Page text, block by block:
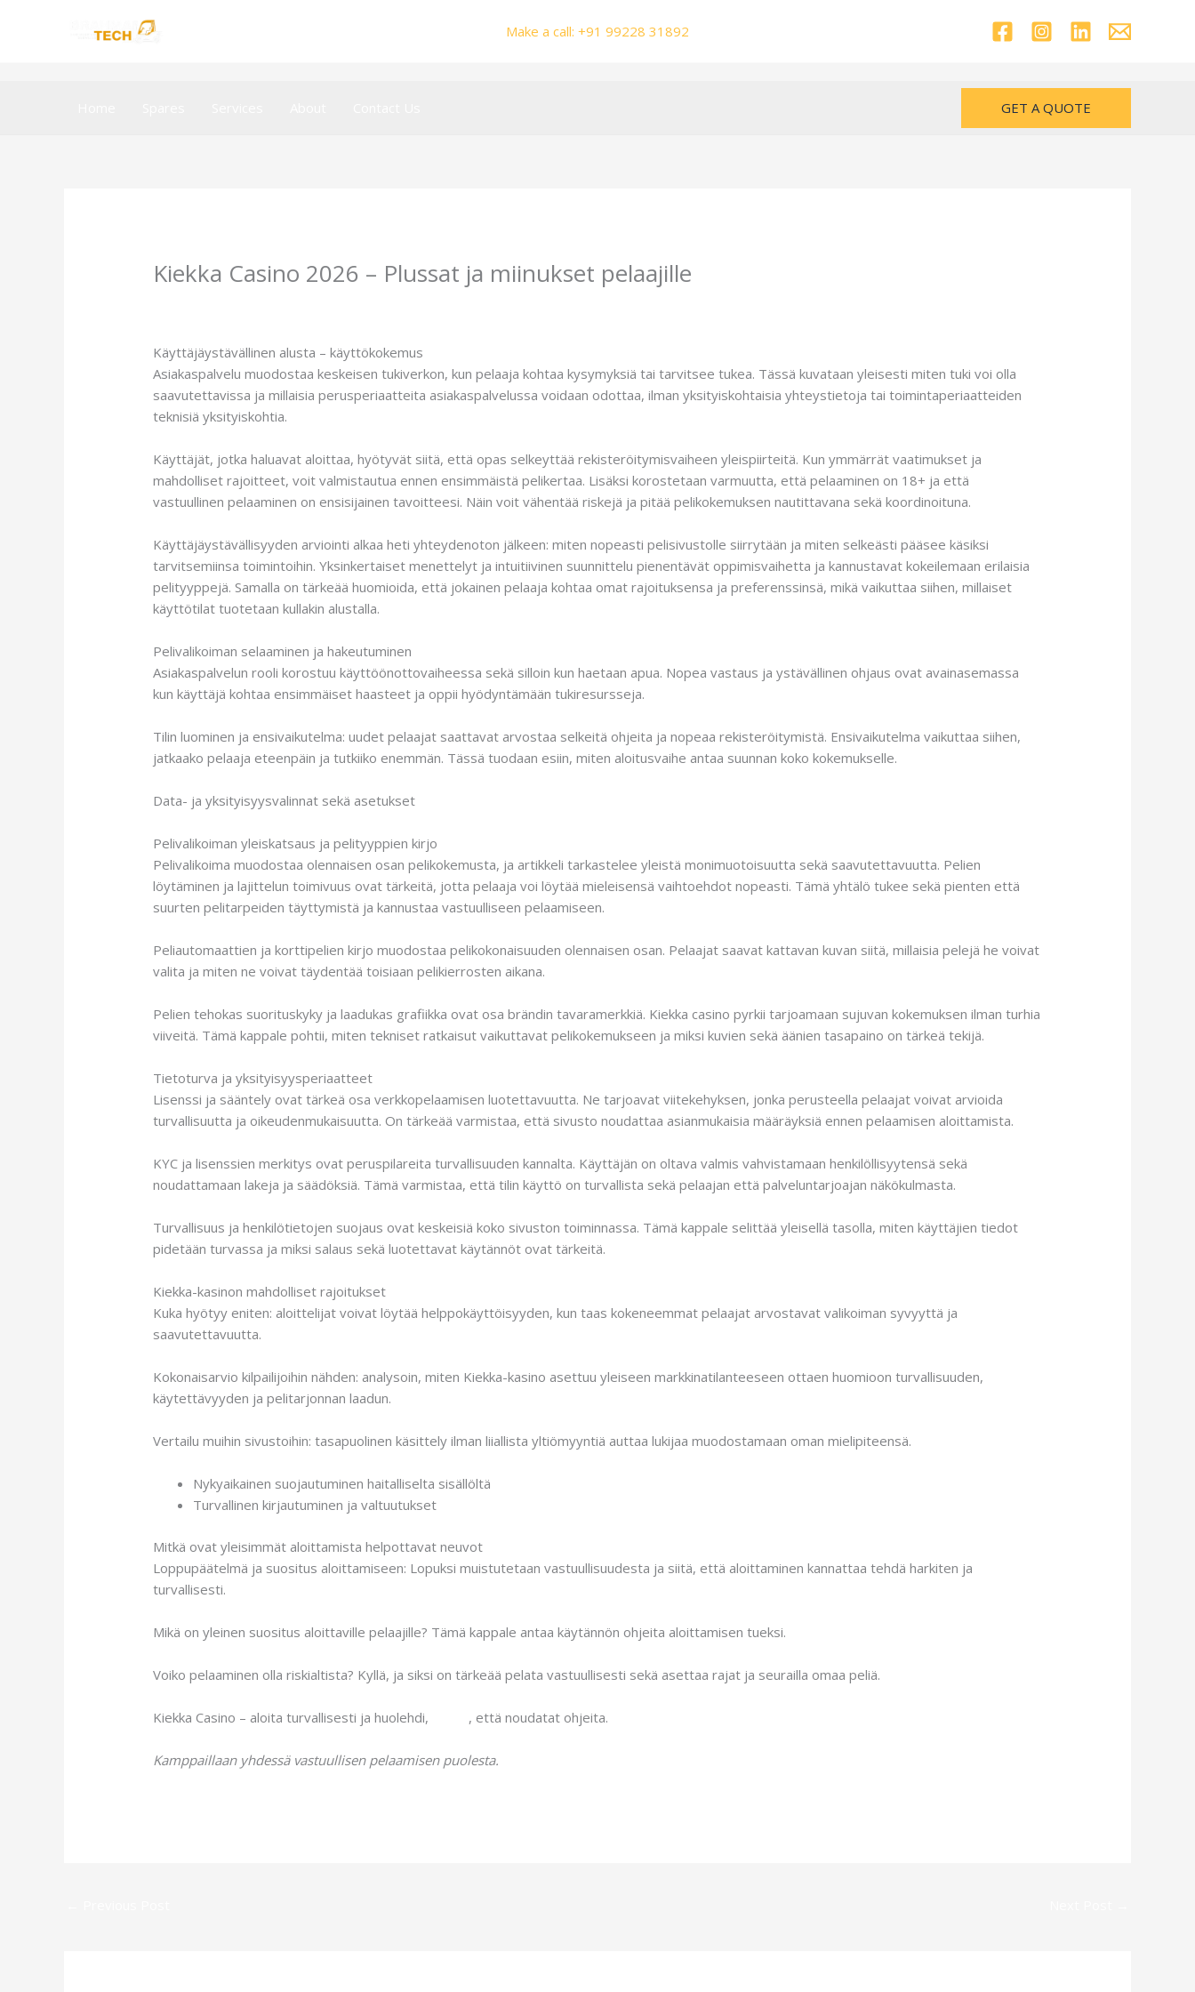
Make a call: +91 99228 31892
GET A QUOTE
Kiekka Casino 2026 – Plussat ja miinukset pelaajille
Käyttäjäystävällinen alusta – käyttökokemus
Asiakaspalvelu muodostaa keskeisen tukiverkon, kun pelaaja kohtaa kysymyksiä tai tarvitsee tukea. Tässä kuvataan yleisesti miten tuki voi olla
saavutettavissa ja millaisia perusperiaatteita asiakaspalvelussa voidaan odottaa, ilman yksityiskohtaisia yhteystietoja tai toimintaperiaatteiden
teknisiä yksityiskohtia.
Käyttäjät, jotka haluavat aloittaa, hyötyvät siitä, että opas selkeyttää rekisteröitymisvaiheen yleispiirteitä. Kun ymmärrät vaatimukset ja
mahdolliset rajoitteet, voit valmistautua ennen ensimmäistä pelikertaa. Lisäksi korostetaan varmuutta, että pelaaminen on 18+ ja että
vastuullinen pelaaminen on ensisijainen tavoitteesi. Näin voit vähentää riskejä ja pitää pelikokemuksen nautittavana sekä koordinoituna.
Käyttäjäystävällisyyden arviointi alkaa heti yhteydenoton jälkeen: miten nopeasti pelisivustolle siirrytään ja miten selkeästi pääsee käsiksi
tarvitsemiinsa toimintoihin. Yksinkertaiset menettelyt ja intuitiivinen suunnittelu pienentävät oppimisvaihetta ja kannustavat kokeilemaan erilaisia
pelityyppejä. Samalla on tärkeää huomioida, että jokainen pelaaja kohtaa omat rajoituksensa ja preferenssinsä, mikä vaikuttaa siihen, millaiset
käyttötilat tuotetaan kullakin alustalla.
Pelivalikoiman selaaminen ja hakeutuminen
Asiakaspalvelun rooli korostuu käyttöönottovaiheessa sekä silloin kun haetaan apua. Nopea vastaus ja ystävällinen ohjaus ovat avainasemassa
kun käyttäjä kohtaa ensimmäiset haasteet ja oppii hyödyntämään tukiresursseja.
Tilin luominen ja ensivaikutelma: uudet pelaajat saattavat arvostaa selkeitä ohjeita ja nopeaa rekisteröitymistä. Ensivaikutelma vaikuttaa siihen,
jatkaako pelaaja eteenpäin ja tutkiiko enemmän. Tässä tuodaan esiin, miten aloitusvaihe antaa suunnan koko kokemukselle.
Data- ja yksityisyysvalinnat sekä asetukset
Pelivalikoiman yleiskatsaus ja pelityyppien kirjo
Pelivalikoima muodostaa olennaisen osan pelikokemusta, ja artikkeli tarkastelee yleistä monimuotoisuutta sekä saavutettavuutta. Pelien
löytäminen ja lajittelun toimivuus ovat tärkeitä, jotta pelaaja voi löytää mieleisensä vaihtoehdot nopeasti. Tämä yhtälö tukee sekä pienten että
suurten pelitarpeiden täyttymistä ja kannustaa vastuulliseen pelaamiseen.
Peliautomaattien ja korttipelien kirjo muodostaa pelikokonaisuuden olennaisen osan. Pelaajat saavat kattavan kuvan siitä, millaisia pelejä he voivat
valita ja miten ne voivat täydentää toisiaan pelikierrosten aikana.
Pelien tehokas suorituskyky ja laadukas grafiikka ovat osa brändin tavaramerkkiä. Kiekka casino pyrkii tarjoamaan sujuvan kokemuksen ilman turhia
viiveitä. Tämä kappale pohtii, miten tekniset ratkaisut vaikuttavat pelikokemukseen ja miksi kuvien sekä äänien tasapaino on tärkeä tekijä.
Tietoturva ja yksityisyysperiaatteet
Lisenssi ja sääntely ovat tärkeä osa verkkopelaamisen luotettavuutta. Ne tarjoavat viitekehyksen, jonka perusteella pelaajat voivat arvioida
turvallisuutta ja oikeudenmukaisuutta. On tärkeää varmistaa, että sivusto noudattaa asianmukaisia määräyksiä ennen pelaamisen aloittamista.
KYC ja lisenssien merkitys ovat peruspilareita turvallisuuden kannalta. Käyttäjän on oltava valmis vahvistamaan henkilöllisyytensä sekä
noudattamaan lakeja ja säädöksiä. Tämä varmistaa, että tilin käyttö on turvallista sekä pelaajan että palveluntarjoajan näkökulmasta.
Turvallisuus ja henkilötietojen suojaus ovat keskeisiä koko sivuston toiminnassa. Tämä kappale selittää yleisellä tasolla, miten käyttäjien tiedot
pidetään turvassa ja miksi salaus sekä luotettavat käytännöt ovat tärkeitä.
Kiekka-kasinon mahdolliset rajoitukset
Kuka hyötyy eniten: aloittelijat voivat löytää helppokäyttöisyyden, kun taas kokeneemmat pelaajat arvostavat valikoiman syvyyttä ja
saavutettavuutta.
Kokonaisarvio kilpailijoihin nähden: analysoin, miten Kiekka-kasino asettuu yleiseen markkinatilanteeseen ottaen huomioon turvallisuuden,
käytettävyyden ja pelitarjonnan laadun.
Vertailu muihin sivustoihin: tasapuolinen käsittely ilman liiallista yltiömyyntiä auttaa lukijaa muodostamaan oman mielipiteensä.
Nykyaikainen suojautuminen haitalliselta sisällöltä
Turvallinen kirjautuminen ja valtuutukset
Mitkä ovat yleisimmät aloittamista helpottavat neuvot
Loppupäätelmä ja suositus aloittamiseen: Lopuksi muistutetaan vastuullisuudesta ja siitä, että aloittaminen kannattaa tehdä harkiten ja
turvallisesti.
Mikä on yleinen suositus aloittaville pelaajille? Tämä kappale antaa käytännön ohjeita aloittamisen tueksi.
Voiko pelaaminen olla riskialtista? Kyllä, ja siksi on tärkeää pelata vastuullisesti sekä asettaa rajat ja seurailla omaa peliä.
Kiekka Casino – aloita turvallisesti ja huolehdi, , että noudatat ohjeita.
Kamppaillaan yhdessä vastuullisen pelaamisen puolesta.